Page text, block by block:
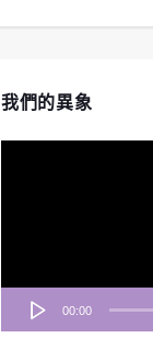
我們的異象
00:00